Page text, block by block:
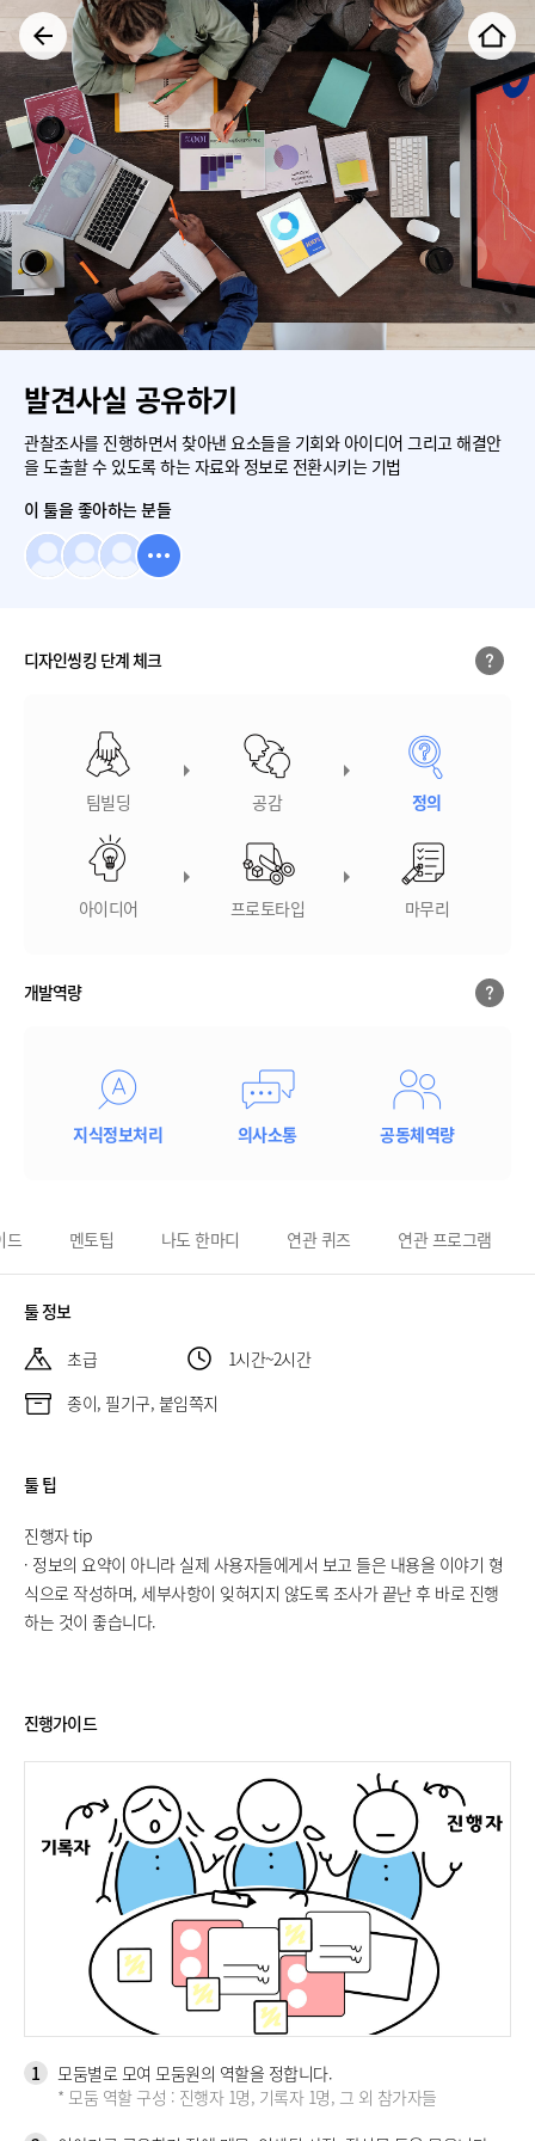
발견사실 공유하기
관찰조사를 진행하면서 찾아낸 요소들을 기회와 아이디어 그리고 해결안
을 도출할 수 있도록 하는 자료와 정보로 전환시키는 기법
이 툴을 좋아하는 분들
디자인씽킹 단계 체크
팀빌딩 공감 정의
아이디어 프로토타입 마무리
개발역량
지식정보처리 의사소통 공동체역량
드 멘토팁 나도 한마디 연관 퀴즈 연관 프로그램
툴 정보
초급
1시간~2시간
종이, 필기구, 붙임쪽지
툴 팁
진행자 tip
· 정보의 요약이 아니라 실제 사용자들에게서 보고 들은 내용을 이야기 형
식으로 작성하며, 세부사항이 잊혀지지 않도록 조사가 끝난 후 바로 진행
하는 것이 좋습니다.
진행가이드
1
모둠별로 모여 모둠원의 역할을 정합니다.
* 모둠 역할 구성 : 진행자 1명, 기록자 1명, 그 외 참가자들